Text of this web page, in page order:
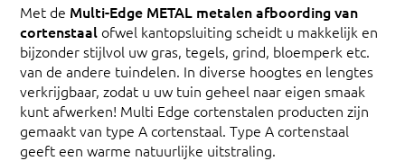
Met de Multi-Edge METAL metalen afboording van
cortenstaal ofwel kantopsluiting scheidt u makkelijk en
bijzonder stijlvol uw gras, tegels, grind, bloemperk etc.
van de andere tuindelen. In diverse hoogtes en lengtes
verkrijgbaar, zodat u uw tuin geheel naar eigen smaak
kunt afwerken! Multi Edge cortenstalen producten zijn
gemaakt van type A cortenstaal. Type A cortenstaal
geeft een warme natuurlijke uitstraling.